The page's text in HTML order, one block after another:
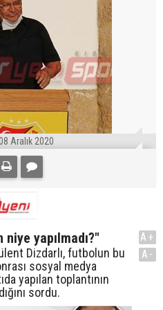
Aralık 2020
yapılmadı?"
Dizdarlı, futbolun bu
sosyal medya
yapılan toplantının
sordu.
A+
A-